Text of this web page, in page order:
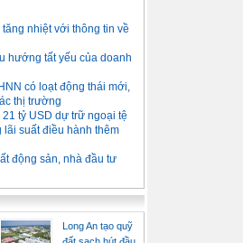
nhiệt với thông tin về
hướng tất yếu của doanh
có loạt động thái mới,
thị trường
tỷ USD dự trữ ngoại tệ
lãi suất điều hành thêm
động sản, nhà đầu tư
Long An tạo quỹ